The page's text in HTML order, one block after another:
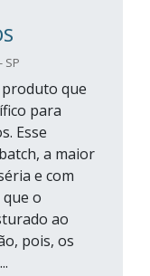
SP
que
para
Esse
a maior
e com
o
ao
pois, os